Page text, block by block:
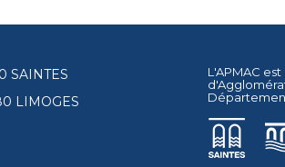
SAINTES
LIMOGES
L'APMAC